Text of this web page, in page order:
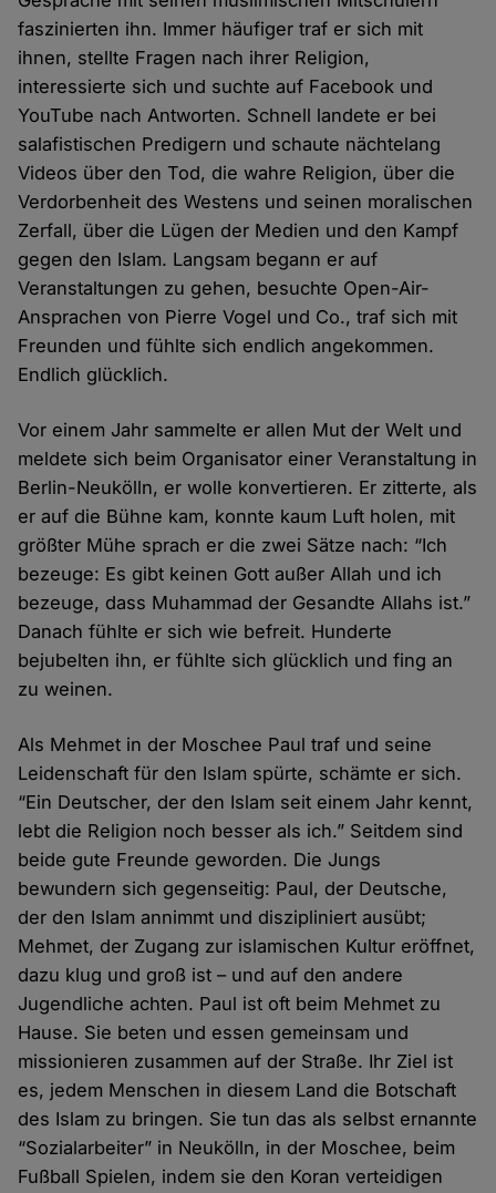
faszinierten ihn. Immer häufiger traf er sich mit
ihnen, stellte Fragen nach ihrer Religion,
interessierte sich und suchte auf Facebook und
YouTube nach Antworten. Schnell landete er bei
salafistischen Predigern und schaute nächtelang
Videos über den Tod, die wahre Religion, über die
Verdorbenheit des Westens und seinen moralischen
Zerfall, über die Lügen der Medien und den Kampf
gegen den Islam. Langsam begann er auf
Veranstaltungen zu gehen, besuchte Open-Air-
Ansprachen von Pierre Vogel und Co., traf sich mit
Freunden und fühlte sich endlich angekommen.
Endlich glücklich.
Vor einem Jahr sammelte er allen Mut der Welt und
meldete sich beim Organisator einer Veranstaltung in
Berlin-Neukölln, er wolle konvertieren. Er zitterte, als
er auf die Bühne kam, konnte kaum Luft holen, mit
größter Mühe sprach er die zwei Sätze nach: “Ich
bezeuge: Es gibt keinen Gott außer Allah und ich
bezeuge, dass Muhammad der Gesandte Allahs ist.”
Danach fühlte er sich wie befreit. Hunderte
bejubelten ihn, er fühlte sich glücklich und fing an
zu weinen.
Als Mehmet in der Moschee Paul traf und seine
Leidenschaft für den Islam spürte, schämte er sich.
“Ein Deutscher, der den Islam seit einem Jahr kennt,
lebt die Religion noch besser als ich.” Seitdem sind
beide gute Freunde geworden. Die Jungs
bewundern sich gegenseitig: Paul, der Deutsche,
der den Islam annimmt und diszipliniert ausübt;
Mehmet, der Zugang zur islamischen Kultur eröffnet,
dazu klug und groß ist – und auf den andere
Jugendliche achten. Paul ist oft beim Mehmet zu
Hause. Sie beten und essen gemeinsam und
missionieren zusammen auf der Straße. Ihr Ziel ist
es, jedem Menschen in diesem Land die Botschaft
des Islam zu bringen. Sie tun das als selbst ernannte
“Sozialarbeiter” in Neukölln, in der Moschee, beim
Fußball Spielen, indem sie den Koran verteidigen